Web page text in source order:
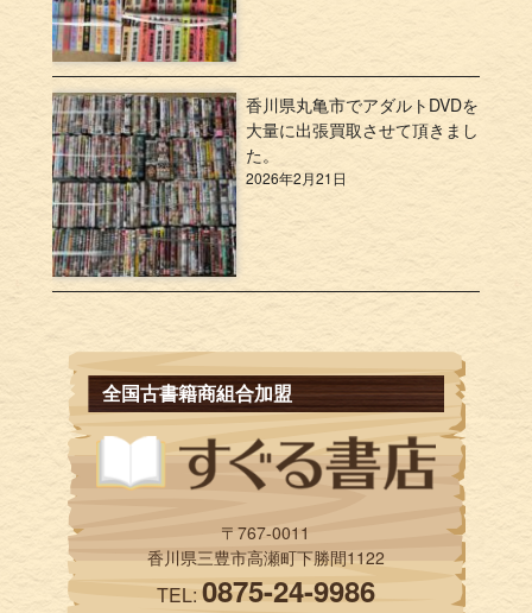
香川県丸亀市でアダルトDVDを
大量に出張買取させて頂きまし
た。
2026年2月21日
全国古書籍商組合加盟
〒767-0011
香川県三豊市高瀬町下勝間1122
TEL:0875-24-9986